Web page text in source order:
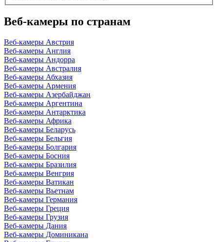
Веб-камеры по странам
Веб-камеры Австрия
Веб-камеры Англия
Веб-камеры Андорра
Веб-камеры Австралия
Веб-камеры Абхазия
Веб-камеры Армения
Веб-камеры Азербайджан
Веб-камеры Аргентина
Веб-камеры Антарктика
Веб-камеры Африка
Веб-камеры Беларусь
Веб-камеры Бельгия
Веб-камеры Болгария
Веб-камеры Босния
Веб-камеры Бразилия
Веб-камеры Венгрия
Веб-камеры Ватикан
Веб-камеры Вьетнам
Веб-камеры Германия
Веб-камеры Греция
Веб-камеры Грузия
Веб-камеры Дания
Веб-камеры Доминикана